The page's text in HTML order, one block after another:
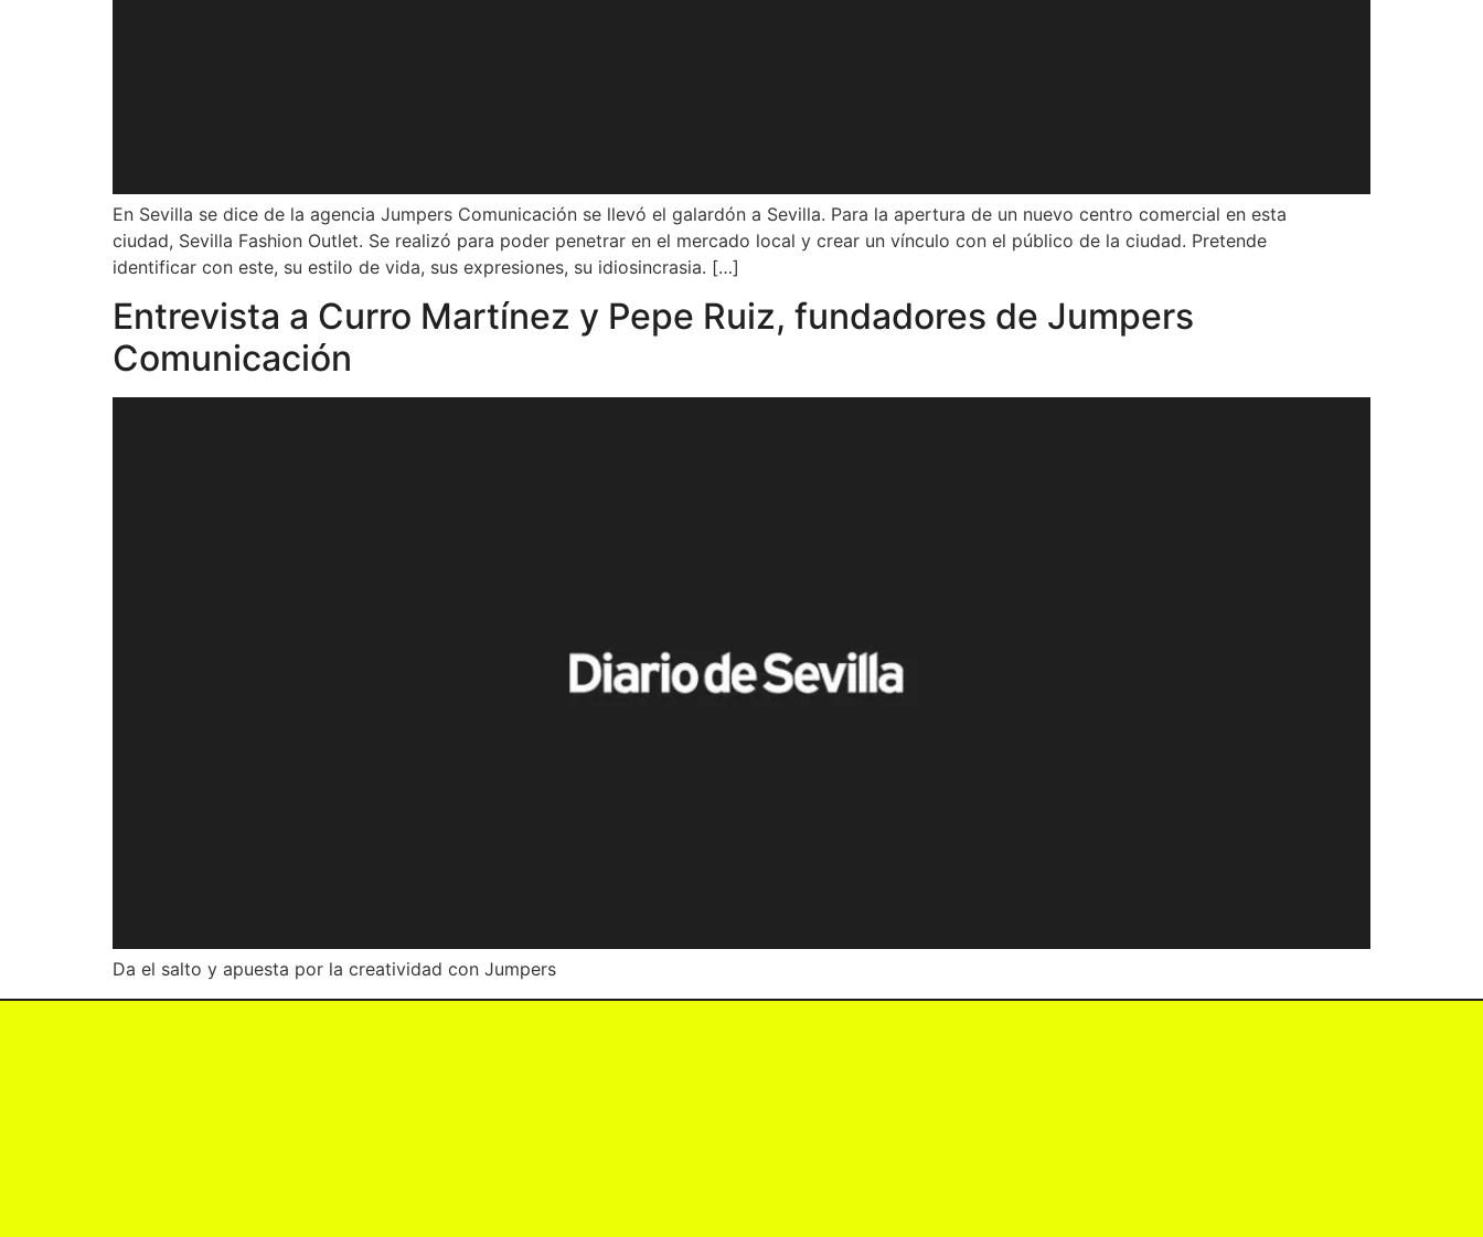
En Sevilla se dice de la agencia Jumpers Comunicación se llevó el galardón a Sevilla. Para la apertura de un nuevo centro comercial en esta
ciudad, Sevilla Fashion Outlet. Se realizó para poder penetrar en el mercado local y crear un vínculo con el público de la ciudad. Pretende
identificar con este, su estilo de vida, sus expresiones, su idiosincrasia. […]
Entrevista a Curro Martínez y Pepe Ruiz, fundadores de Jumpers
Comunicación
Da el salto y apuesta por la creatividad con Jumpers